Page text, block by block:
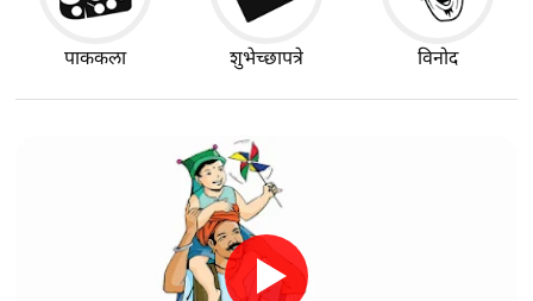
पाककला शुभेच्छापत्रे विनोद